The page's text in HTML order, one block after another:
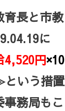
育長と市教
に
4,520円×10
いう措置
務局もこ